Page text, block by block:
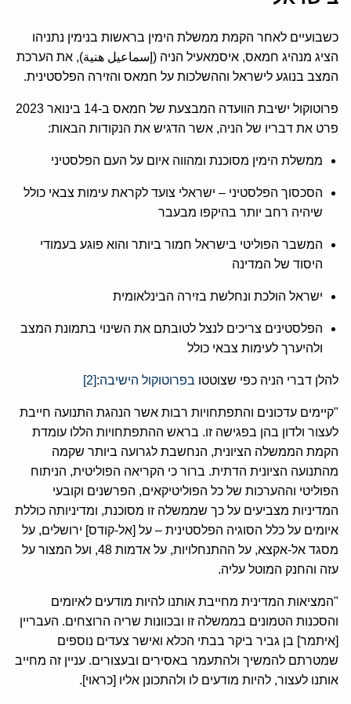
כשבועיים לאחר הקמת ממשלת הימין בראשות בנימין נתניהו
הציג מנהיג חמאס, איסמאעיל הניה (إسماعيل هنية), את הערכת
המצב בנוגע לישראל וההשלכות על חמאס והזירה הפלסטינית.
פרוטוקול ישיבת הוועדה המבצעת של חמאס ב-14 בינואר 2023
פרט את דבריו של הניה, אשר הדגיש את הנקודות הבאות:
ממשלת הימין מסוכנת ומהווה איום על העם הפלסטיני
הסכסוך הפלסטיני – ישראלי צועד לקראת עימות צבאי כולל
שיהיה רחב יותר בהיקפו מבעבר
המשבר הפוליטי בישראל חמור ביותר והוא פוגע בעמודי
היסוד של המדינה
ישראל הולכת ונחלשת בזירה הבינלאומית
הפלסטינים צריכים לנצל לטובתם את השינוי בתמונת המצב
ולהיערך לעימות צבאי כולל
להלן דברי הניה כפי שצוטטו בפרוטוקול הישיבה:
[2]
"קיימים עדכונים והתפתחויות רבות אשר הנהגת התנועה חייבת
לעצור ולדון בהן בפגישה זו. בראש ההתפתחויות הללו עומדת
הקמת הממשלה הציונית, הנחשבת לגרועה ביותר שקמה
מהתנועה הציונית הדתית. ברור כי הקריאה הפוליטית, הניתוח
הפוליטי וההערכות של כל הפוליטיקאים, הפרשנים וקובעי
המדיניות מצביעים על כך שממשלה זו מסוכנת, ומדיניותה כוללת
איומים על כלל הסוגיה הפלסטינית – על [אל-קודס] ירושלים, על
מסגד אל-אקצא, על ההתנחלויות, על אדמות 48, ועל המצור על
עזה והחנק המוטל עליה.
"המציאות המדינית מחייבת אותנו להיות מודעים לאיומים
והסכנות הטמונים בממשלה זו ובכוונות שריה הרוצחים. העבריין
[איתמר] בן גביר ביקר בבתי הכלא ואישר צעדים נוספים
שמטרתם להמשיך ולהתעמר באסירים ובעצורים. עניין זה מחייב
אותנו לעצור, להיות מודעים לו ולהתכונן אליו [כראוי].